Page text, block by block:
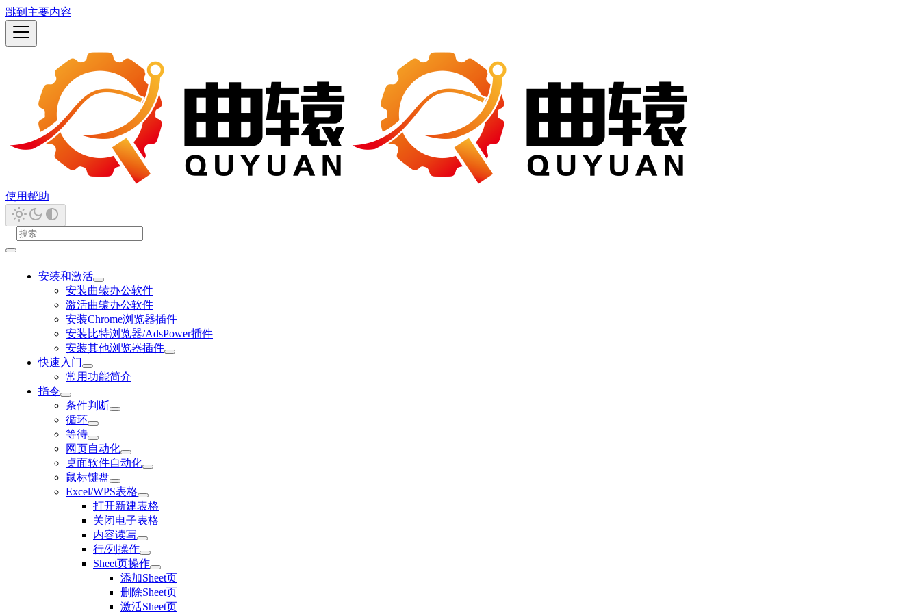
跳到主要内容
使用帮助
安装和激活
安装曲辕办公软件
激活曲辕办公软件
安装Chrome浏览器插件
安装比特浏览器/AdsPower插件
安装其他浏览器插件
快速入门
常用功能简介
指令
条件判断
循环
等待
网页自动化
桌面软件自动化
鼠标键盘
Excel/WPS表格
打开新建表格
关闭电子表格
内容读写
行/列操作
Sheet页操作
添加Sheet页
删除Sheet页
激活Sheet页